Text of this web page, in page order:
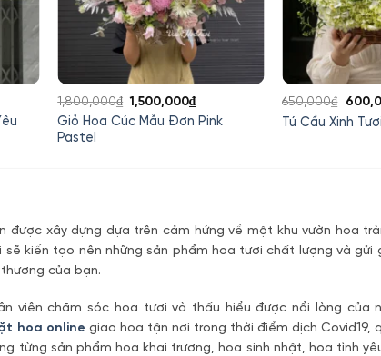
Giỏ Hoa Cúc Mẫu Đơn Pink
Pastel
1,800,000₫ Giá
gốc
1,500,000₫Giá
hiện
Tú Cầu Xinh Tươi
650,000₫
Giá
gốc
được xây dựng dựa trên cảm hứng về một khu vườn hoa
kiến tạo nên những sản phẩm hoa tươi chất lượng và
của bạn.
viên chăm sóc hoa tươi và thấu hiểu được nổi lòng của
hoa online giao hoa tận nơi trong thời điểm dịch Covid19,
từng sản phẩm hoa khai trương, hoa sinh nhật, hoa tình